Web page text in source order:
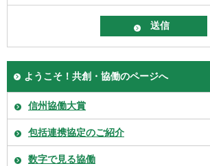
ようこそ！共創・協働のページへ
信州協働大賞
包括連携協定のご紹介
数字で見る協働